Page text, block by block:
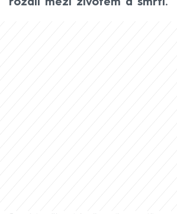
rozdíl mezi životem a smrtí.